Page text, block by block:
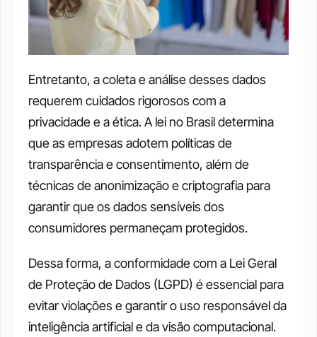
Entretanto, a coleta e análise desses dados
requerem cuidados rigorosos com a
privacidade e a ética. A lei no Brasil determina
que as empresas adotem políticas de
transparência e consentimento, além de
técnicas de anonimização e criptografia para
garantir que os dados sensíveis dos
consumidores permaneçam protegidos.
Dessa forma, a conformidade com a Lei Geral
de Proteção de Dados (LGPD) é essencial para
evitar violações e garantir o uso responsável da
inteligência artificial e da visão computacional.